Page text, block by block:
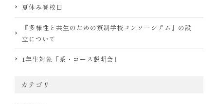
夏休み登校日
『多様性と共生のための寮制学校コンソーシアム』の設
立について
1年生対象「系・コース説明会」
カテゴリ